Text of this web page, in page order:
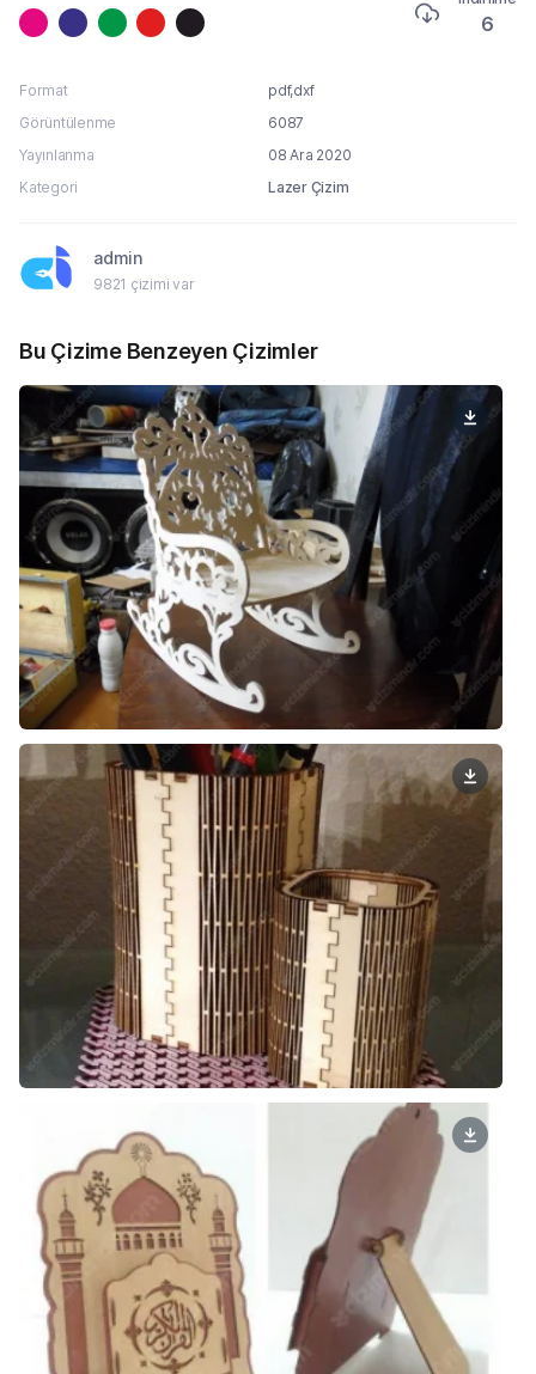
6
Format
pdf,dxf
Görüntülenme
6087
Yayınlanma
08 Ara 2020
Kategori
Lazer Çizim
admin
9821 çizimi var
Bu Çizime Benzeyen Çizimler